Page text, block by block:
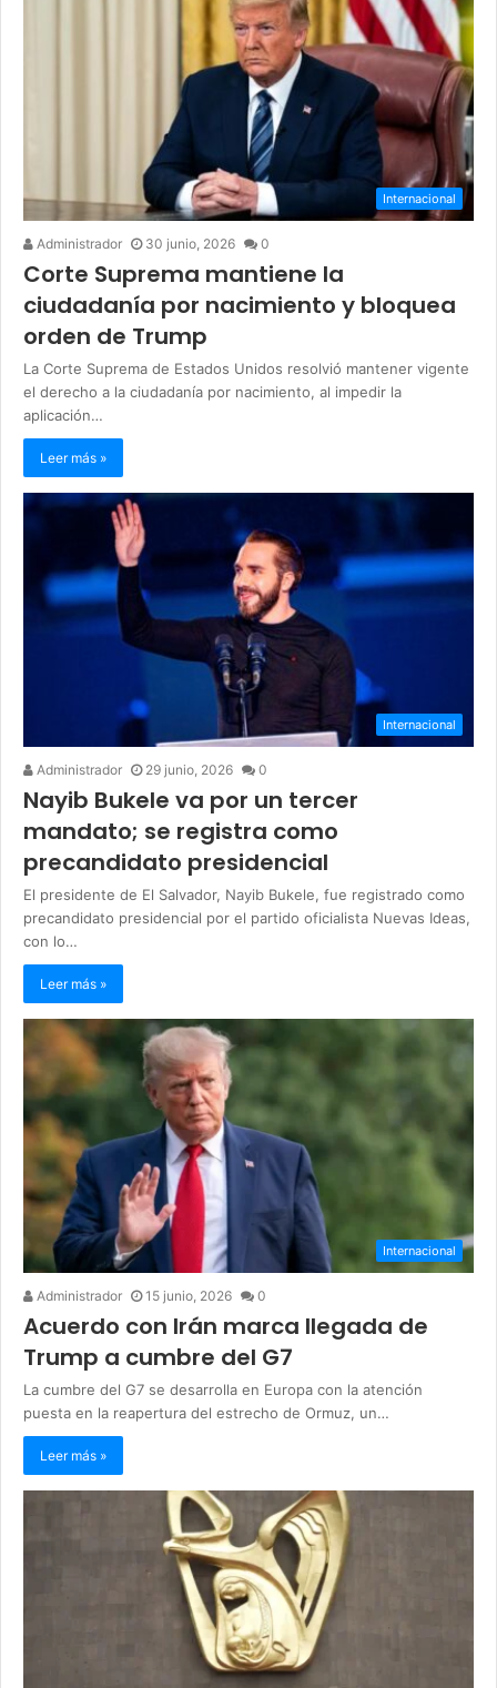
Internacional
Administrador 30 junio, 2026 0
Corte Suprema mantiene la
ciudadanía por nacimiento y bloquea
orden de Trump
La Corte Suprema de Estados Unidos resolvió mantener vigente
el derecho a la ciudadanía por nacimiento, al impedir la
aplicación…
Leer más »
Internacional
Administrador 29 junio, 2026 0
Nayib Bukele va por un tercer
mandato; se registra como
precandidato presidencial
El presidente de El Salvador, Nayib Bukele, fue registrado como
precandidato presidencial por el partido oficialista Nuevas Ideas,
con lo…
Leer más »
Internacional
Administrador 15 junio, 2026 0
Acuerdo con Irán marca llegada de
Trump a cumbre del G7
La cumbre del G7 se desarrolla en Europa con la atención
puesta en la reapertura del estrecho de Ormuz, un…
Leer más »